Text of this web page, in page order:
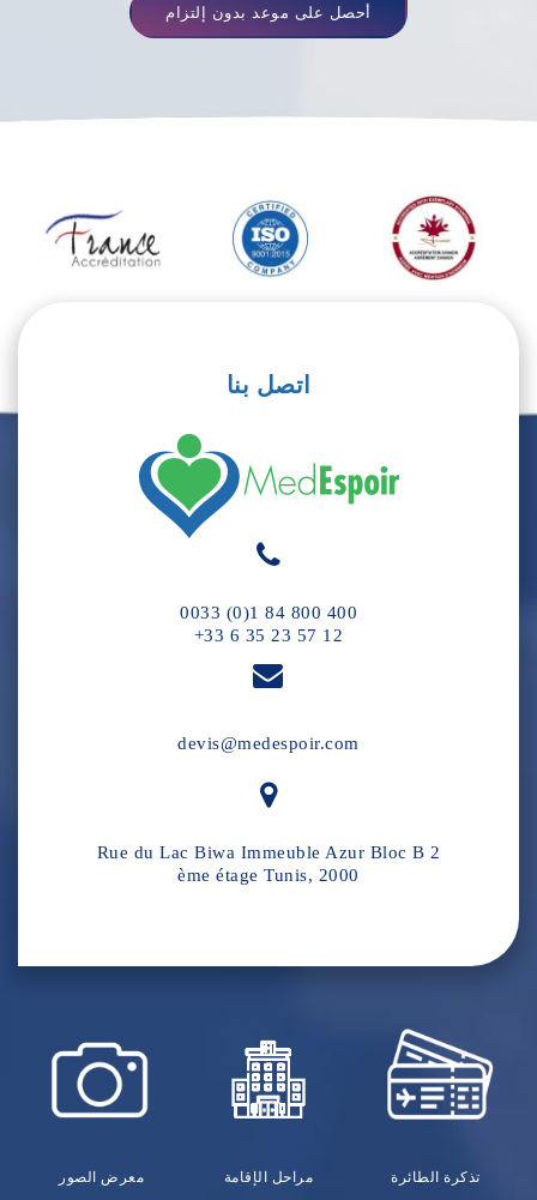
أحصل على موعد بدون إلتزام
اتصل بنا
0033 (0)1 84 800 400
+33 6 35 23 57 12
devis@medespoir.com
Rue du Lac Biwa Immeuble Azur Bloc B 2
ème étage Tunis, 2000
تذكرة الطائرة مراحل الإقامة معرض الصور